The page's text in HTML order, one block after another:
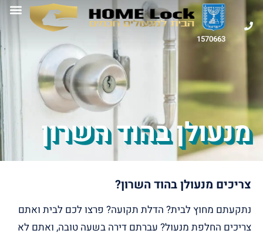
1570663
מנעולן בהוד השרון
צריכים מנעולן בהוד השרון?
נתקעתם מחוץ לבית? הדלת תקועה? פרצו לכם לבית ואתם
צריכים החלפת מנעול? עברתם דירה בשעה טובה, ואתם לא